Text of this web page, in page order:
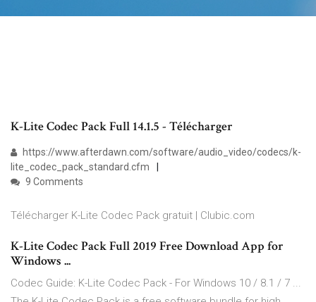
K-Lite Codec Pack Full 14.1.5 - Télécharger
https://www.afterdawn.com/software/audio_video/codecs/k-
lite_codec_pack_standard.cfm
9 Comments
Télécharger K-Lite Codec Pack gratuit | Clubic.com
K-Lite Codec Pack Full 2019 Free Download App for
Windows ...
Codec Guide: K-Lite Codec Pack - For Windows 10 / 8.1 / 7 ...